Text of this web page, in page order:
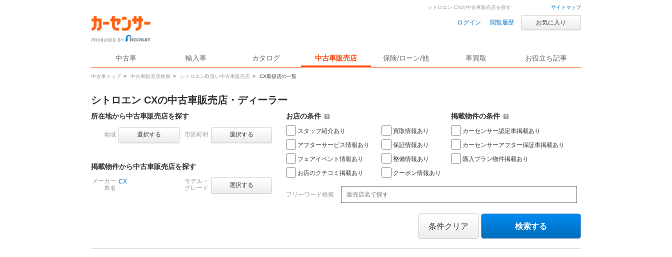
サイトマップ
ログイン 閲覧履歴 お気に入り
中古車 輸入車 カタログ 中古車販売店 保険/ローン/他 車買取 お役立ち記事
中古車トップ > 中古車販売店検索 > シトロエン取扱い中古車販売店 > CX取扱店の一覧
シトロエン CXの中古車販売店を探す
シトロエン CXの中古車販売店・ディーラー
所在地から中古車販売店を探す
地域 選択する 市区町村 選択する
掲載物件から中古車販売店を探す
メーカー
車名
CX
モデル・
グレード
選択する
お店の条件
スタッフ紹介あり
アフターサービス情報あり
フェアイベント情報あり
お店のクチコミ掲載あり
買取情報あり
保証情報あり
整備情報あり
クーポン情報あり
掲載物件の条件
カーセンサー認定車掲載あり
カーセンサーアフター保証車掲載あり
購入プラン物件掲載あり
フリーワード検索
条件クリア 検索する